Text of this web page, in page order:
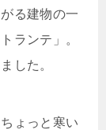
る建物の一
ランテ」。
した。
ょっと寒い